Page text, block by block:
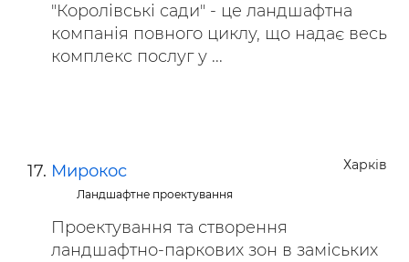
"Королівські сади" - це ландшафтна
компанія повного циклу, що надає весь
комплекс послуг у ...
Харків
Мирокос
Ландшафтне проектування
Проектування та створення
ландшафтно-паркових зон в заміських